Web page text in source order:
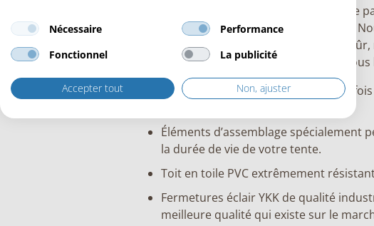
Outstanding accorde une attention toute
tentes jusque dans les moindres détails.
qualité à tous les niveaux :
, bien
la façon dont la tente est construite et
Structure en bois de100 mm
, deux
Éléments d’assemblage spécialement
la durée de vie de votre tente.
Toit en toile PVC extrêmement
Fermetures éclair YKK de qualité
meilleure qualité qui existe sur le
Nécessaire
Performance
Fonctionnel
La publicité
Accepter tout Non, ajuster